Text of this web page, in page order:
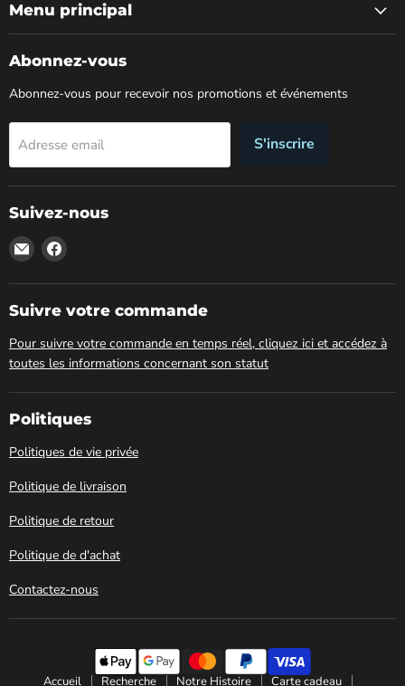
Menu principal
Abonnez-vous
Abonnez-vous pour recevoir nos promotions et événements
Adresse email S'inscrire
Suivez-nous
Email
Boutique
Club
Spa
Trouvez-
sur
Facebook
Suivre votre commande
Pour suivre votre commande en temps réel, cliquez ici et accédez à
toutes les informations concernant son statut
Politiques
Politiques de vie privée
Politique de livraison
Politique de retour
Politique de d'achat
Contactez-nous
Accueil Recherche Notre Histoire Carte cadeau